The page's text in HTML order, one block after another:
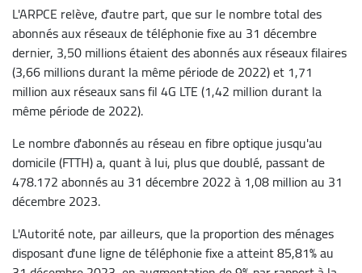
L'ARPCE relève, d'autre part, que sur le nombre total des
abonnés aux réseaux de téléphonie fixe au 31 décembre
dernier, 3,50 millions étaient des abonnés aux réseaux filaires
(3,66 millions durant la même période de 2022) et 1,71
million aux réseaux sans fil 4G LTE (1,42 million durant la
même période de 2022).
Le nombre d'abonnés au réseau en fibre optique jusqu'au
domicile (FTTH) a, quant à lui, plus que doublé, passant de
478.172 abonnés au 31 décembre 2022 à 1,08 million au 31
décembre 2023.
L'Autorité note, par ailleurs, que la proportion des ménages
disposant d'une ligne de téléphonie fixe a atteint 85,81% au